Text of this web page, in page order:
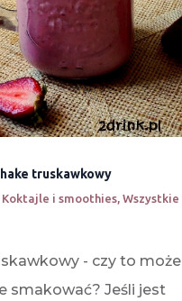
truskawkowy
Koktajle i smoothies, Wszystkie
- czy to może
smakować? Jeśli jest